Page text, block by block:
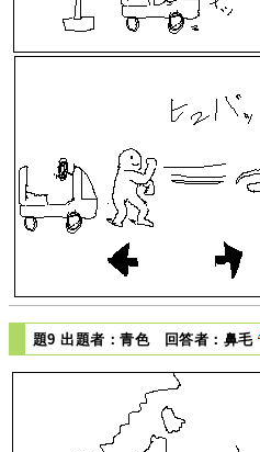
題9 出題者：青色 回答者：鼻毛